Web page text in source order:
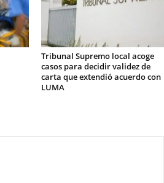
Tribunal Supremo local acoge
casos para decidir validez de
carta que extendió acuerdo con
LUMA